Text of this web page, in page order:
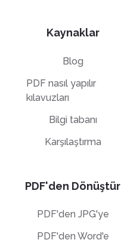
Kaynaklar
Blog
PDF nasıl yapılır
kılavuzları
Bilgi tabanı
Karşılaştırma
PDF'den Dönüştür
PDF'den JPG'ye
PDF'den Word'e